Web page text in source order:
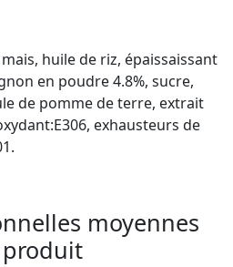
huile de riz, épaissaissant
en poudre 4.8%, sucre,
de pomme de terre, extrait
exhausteurs de
moyennes